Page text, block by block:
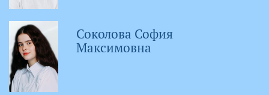
Соколова София
Максимовна